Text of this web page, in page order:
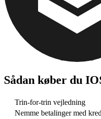
Sådan køber du
Trin-for-trin vejledning
Nemme betalinger med